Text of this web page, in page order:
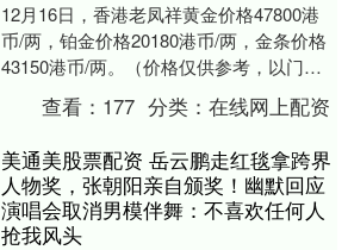
12月16日，香港老凤祥黄金价格47800港
币/两，铂金价格20180港币/两，金条价格
43150港币/两。（价格仅供参考，以门店
实际为准）同日上海黄金交易所现....
查看： 177 分类：在线网上配资
美通美股票配资 岳云鹏走红毯拿跨界
人物奖，张朝阳亲自颁奖！幽默回应
演唱会取消男模伴舞：不喜欢任何人
抢我风头